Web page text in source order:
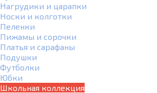
Нагрудики и царапки
Носки и колготки
Пеленки
Пижамы и сорочки
Платья и сарафаны
Подушки
Футболки
Юбки
Школьная коллекция